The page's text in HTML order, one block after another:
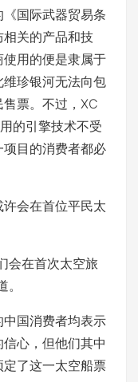
国际武器贸易条
关的产品和技
用的便是隶属于
珍银河无法向包
票。不过，XC
的引擎技术不受
目的消费者都必
会在首位平民太
会在首次太空旅
国消费者均表示
心，但他们其中
了这一太空船票